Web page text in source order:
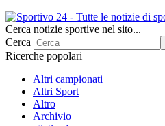
Cerca notizie sportive nel sito...
Cerca
Ricerche popolari
Altri campionati
Altri Sport
Altro
Archivio